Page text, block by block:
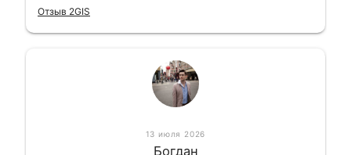
гарантии, поэтому и обратился в этот
Отзыв 2GIS
13 июля 2026
Богдан